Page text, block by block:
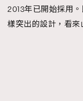
2013年已開始採用
樣突出的設計，看來